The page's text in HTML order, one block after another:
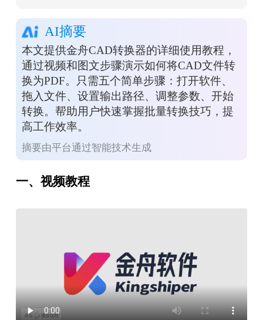
转；金舟CAD转换器是一
款CAD文件转换处理软
件， 操作简便，软件界面
简洁明了，可一键批量一
键操作；转换速度快，为
CAD文件工作者提供便捷
的CAD文件处理方案，更
效率办公，本地完成转
换，更安全。
AI摘要
本文提供金舟CAD转换器的详细使用教程，
通过视频和图文步骤演示如何将CAD文件转
换为PDF。只需五个简单步骤：打开软件、
拖入文件、设置输出路径、调整参数、开始
转换。帮助用户快速掌握批量转换技巧，提
高工作效率。
摘要由平台通过智能技术生成
一、视频教程